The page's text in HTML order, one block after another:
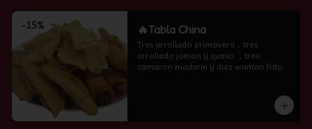
-15% 🔥Tabla China
Tres arrollado primavera，tres
arrollado jamon y queso ，tres
camaron madarin y diez wantan frito.